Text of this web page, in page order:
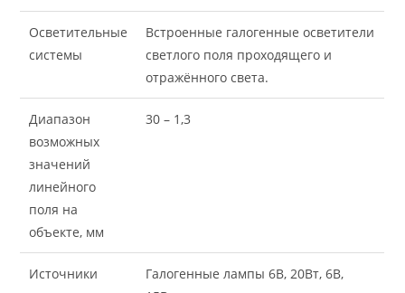
Осветительные
системы
Встроенные галогенные осветители
светлого поля проходящего и
отражённого света.
Диапазон
возможных
значений
линейного
поля на
объекте, мм
30 – 1,3
Источники
Галогенные лампы 6В, 20Вт, 6В,